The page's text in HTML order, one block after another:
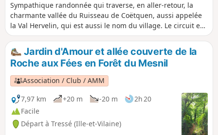
Sympathique randonnée qui traverse, en aller-retour, la
charmante vallée du Ruisseau de Coëtquen, aussi appelée
la Val Hervelin, qui est aussi le nom du village. Le circuit est
en général très agréable et le cheminement se fait en
grande partie en sous-bois. Il donne également l'occasion
de découvrir quelques vielles maison en particulier à St-
Méleuc et la Forge. Il permet de découvrir un site
mégalithique en forêt de la Tougeais, au Nord du lieu dit
"les Rouchiviers". Pas de difficulté significative, mais il est
possible que le fond de la vallée soit très humide en
période de pluie et le ruisseaux peut même déborder.
Jardin d'Amour et allée couverte de la
Roche aux Fées en Forêt du Mesnil
Association / Club / AMM
7,97 km
+20 m -20 m
2h 20
Facile
Départ à Tressé (Ille-et-Vilaine)